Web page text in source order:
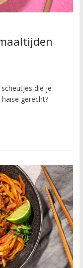
die je
gerecht?